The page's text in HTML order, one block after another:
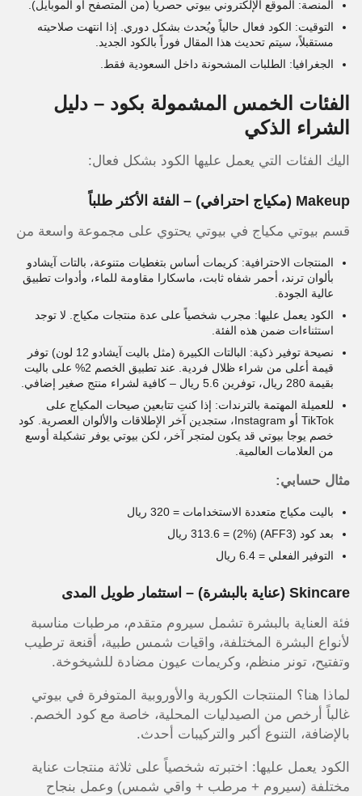
المنصة: الموقع الإلكتروني بيوتي حصرياً (من المتصفح أو الموبايل).
التوقيت: الكود فعال حالياً ويُحدث بشكل دوري. إذا انتهت صلاحيته
مستقبلاً، سيتم تحديث هذا المقال فوراً بالكود الجديد.
الجغرافيا: الطلبات المشحونة داخل السعودية فقط.
الفئات الخمس المشمولة بكود – دليل
الشراء الذكي
اليك الفئات التي يعمل عليها الكود بشكل فعال:
Makeup (مكياج احترافي) – الفئة الأكثر طلباً
قسم بيوتي مكياج في بيوتي يحتوي على مجموعة واسعة من
المنتجات الاحترافية: كريمات أساس بتغطيات متنوعة، بالتات آيشادو
بألوان ترند، أحمر شفاه ثابت، ماسكارا مقاومة للماء، وأدوات تطبيق
عالية الجودة.
الكود يعمل عليها: مجرب شخصياً على عدة منتجات مكياج. لا توجد
استثناءات ضمن هذه الفئة.
نصيحة توفير ذكية: البالتات الكبيرة (مثل باليت آيشادو 12 لون) توفر
قيمة أعلى من شراء ظلال فردية. عند تطبيق الخصم 2% على باليت
بقيمة 280 ريال، توفرين 5.6 ريال – كافية لشراء منتج صغير إضافي.
للعميلة المهتمة بالترندات: إذا كنتِ تتابعين صيحات المكياج على
TikTok أو Instagram، ستجدين آخر الإطلاقات والألوان العصرية. كود
خصم يوجا بيوتي قد يكون لمتجر آخر، لكن بيوتي يوفر تشكيلة أوسع
من العلامات العالمية.
مثال حسابي:
باليت مكياج متعددة الاستخدامات = 320 ريال
بعد كود (AFF3) (2%) = 313.6 ريال
التوفير الفعلي = 6.4 ريال
Skincare (عناية بالبشرة) – استثمار طويل المدى
فئة العناية بالبشرة تشمل سيروم متقدم، مرطبات مناسبة
لأنواع البشرة المختلفة، واقيات شمس طبية، أقنعة ترطيب
وتفتيح، تونر منظم، وكريمات عيون مضادة للشيخوخة.
لماذا هنا؟ المنتجات الكورية والأوروبية المتوفرة في بيوتي
غالباً أرخص من الصيدليات المحلية، خاصة مع كود الخصم.
بالإضافة، التنوع أكبر والتركيبات أحدث.
الكود يعمل عليها: اختبرته شخصياً على ثلاثة منتجات عناية
مختلفة (سيروم + مرطب + واقي شمس) وعمل بنجاح